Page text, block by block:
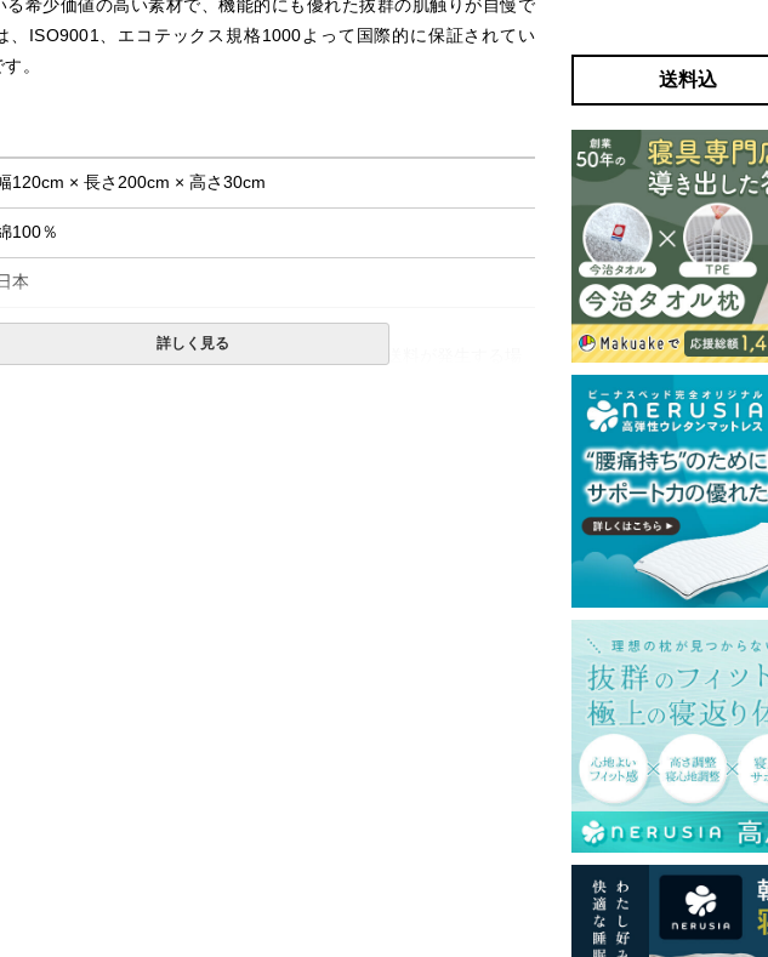
る希少価値の高い素材で、機能的にも優れた抜群の肌触りが自慢で
、ISO9001、エコテックス規格1000よって国際的に保証されてい
。
120cm × 長さ200cm × 高さ30cm
100％
本
※北海道・沖縄・離島等一部地域へのお届けは別途送料が発生する場
詳しく見る
送料込